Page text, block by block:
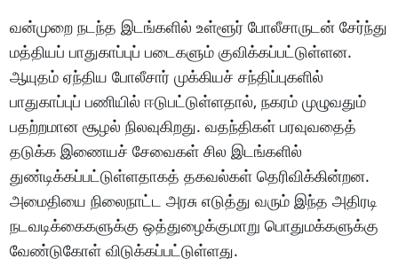
வன்முறை நடந்த இடங்களில் உள்ளூர் போலீசாருடன் சேர்ந்து
மத்தியப் பாதுகாப்புப் படைகளும் குவிக்கப்பட்டுள்ளன.
ஆயுதம் ஏந்திய போலீசார் முக்கியச் சந்திப்புகளில்
பாதுகாப்புப் பணியில் ஈடுபட்டுள்ளதால், நகரம் முழுவதும்
பதற்றமான சூழல் நிலவுகிறது. வதந்திகள் பரவுவதைத்
தடுக்க இணையச் சேவைகள் சில இடங்களில்
துண்டிக்கப்பட்டுள்ளதாகத் தகவல்கள் தெரிவிக்கின்றன.
அமைதியை நிலைநாட்ட அரசு எடுத்து வரும் இந்த அதிரடி
நடவடிக்கைகளுக்கு ஒத்துழைக்குமாறு பொதுமக்களுக்கு
வேண்டுகோள் விடுக்கப்பட்டுள்ளது.